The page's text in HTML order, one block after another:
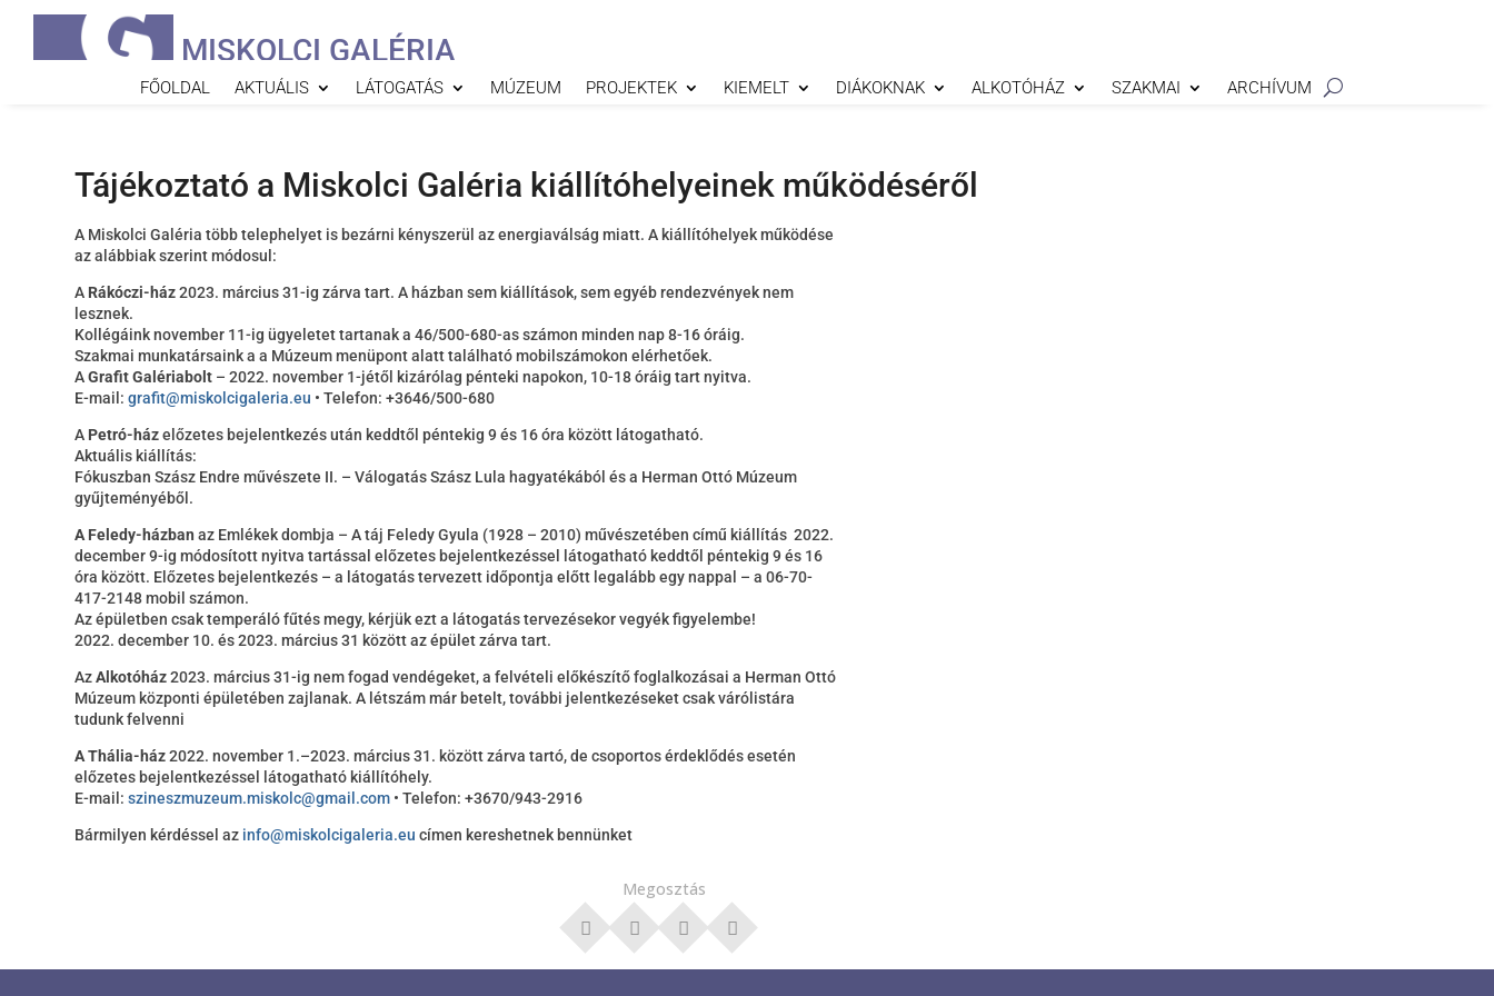
MISKOLCI GALÉRIA
FŐOLDAL AKTUÁLIS LÁTOGATÁS MÚZEUM PROJEKTEK KIEMELT DIÁKOKNAK ALKOTÓHÁZ SZAKMAI ARCHÍVUM
Tájékoztató a Miskolci Galéria kiállítóhelyeinek működéséről
A Miskolci Galéria több telephelyet is bezárni kényszerül az energiaválság miatt. A kiállítóhelyek működése
az alábbiak szerint módosul:
A Rákóczi-ház2023. március 31-ig zárva tart. A házban sem kiállítások, sem egyéb rendezvények nem
lesznek.
Kollégáink november 11-ig ügyeletet tartanak a 46/500-680-as számon minden nap 8-16 óráig.
Szakmai munkatársaink a a Múzeum menüpont alatt található mobilszámokon elérhetőek.
AGrafit Galériabolt – 2022. november 1-jétől kizárólag pénteki napokon, 10-18 óráig tart nyitva.
E-mail:grafit@miskolcigaleria.eu • Telefon: +3646/500-680
A Petró-házelőzetes bejelentkezés után keddtől péntekig 9 és 16 óra között látogatható.
Aktuális kiállítás:
Fókuszban Szász Endre művészete II. – Válogatás Szász Lula hagyatékából és a Herman Ottó Múzeum
gyűjteményéből.
A Feledy-házbanaz Emlékek dombja – A táj Feledy Gyula (1928 – 2010) művészetében című kiállítás 2022.
december 9-ig módosított nyitva tartással előzetes bejelentkezéssel látogatható keddtől péntekig 9 és 16
óra között. Előzetes bejelentkezés – a látogatás tervezett időpontja előtt legalább egy nappal – a 06-70-
417-2148 mobil számon.
Az épületben csak temperáló fűtés megy, kérjük ezt a látogatás tervezésekor vegyék figyelembe!
2022. december 10. és 2023. március 31 között az épület zárva tart.
AzAlkotóház2023. március 31-ig nem fogad vendégeket, a felvételi előkészítő foglalkozásai a Herman Ottó
Múzeum központi épületében zajlanak. A létszám már betelt, további jelentkezéseket csak várólistára
tudunk felvenni
A Thália-ház2022. november 1.–2023. március 31. között zárva tartó, de csoportos érdeklődés esetén
előzetes bejelentkezéssel látogatható kiállítóhely.
E-mail:szineszmuzeum.miskolc@gmail.com • Telefon: +3670/943-2916
Bármilyen kérdéssel az info@miskolcigaleria.eu címen kereshetnek bennünket
Megosztás